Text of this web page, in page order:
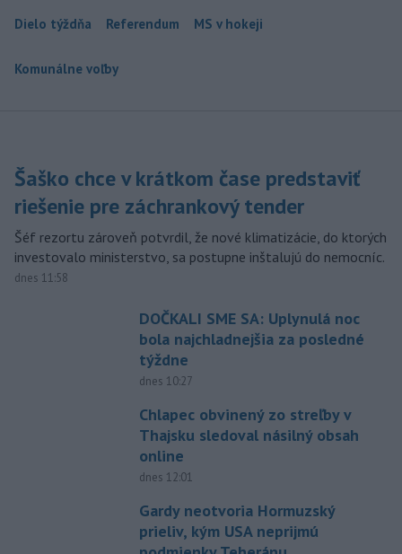
Dielo týždňa Referendum MS v hokeji
Komunálne voľby
Šaško chce v krátkom čase predstaviť
riešenie pre záchrankový tender
Šéf rezortu zároveň potvrdil, že nové klimatizácie, do ktorých
investovalo ministerstvo, sa postupne inštalujú do nemocníc.
dnes 11:58
DOČKALI SME SA: Uplynulá noc
bola najchladnejšia za posledné
týždne
dnes 10:27
Chlapec obvinený zo streľby v
Thajsku sledoval násilný obsah
online
dnes 12:01
Gardy neotvoria Hormuzský
prieliv, kým USA neprijmú